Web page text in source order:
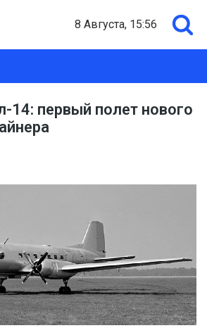
8 Августа, 15:56
14: первый полет нового